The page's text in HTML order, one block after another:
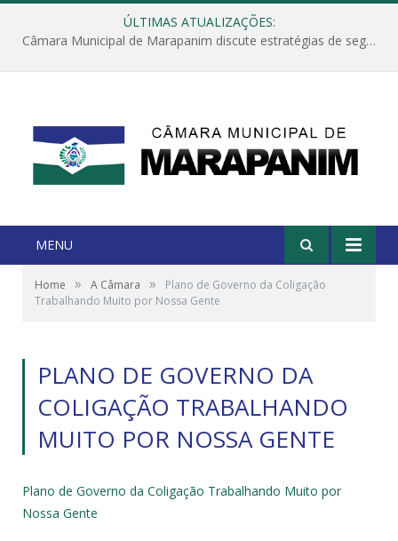
ÚLTIMAS ATUALIZAÇÕES:
Câmara Municipal de Marapanim discute estratégias de segurança com autoridades e poder executivo
MENU
Home » A Câmara »
Plano de Governo da Coligação
Trabalhando Muito por Nossa Gente
PLANO DE GOVERNO DA
COLIGAÇÃO TRABALHANDO
MUITO POR NOSSA GENTE
Plano de Governo da Coligação Trabalhando Muito por
Nossa Gente